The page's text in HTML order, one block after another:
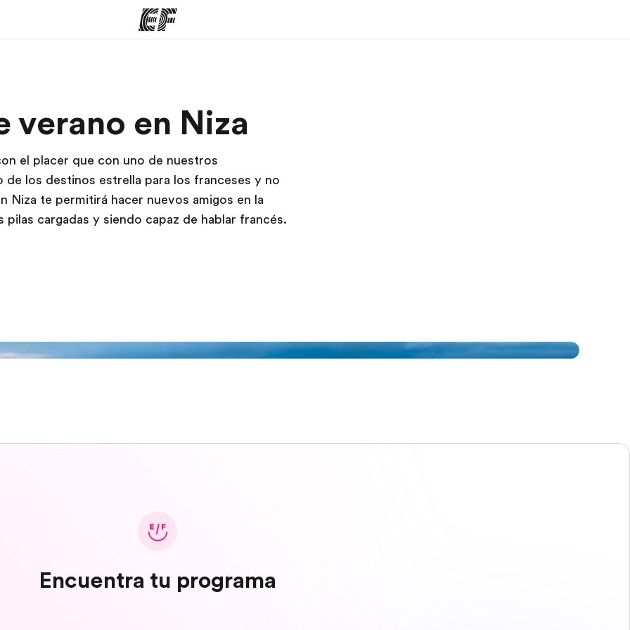
hacemos Encuentra una oficina
verano en Niza
el placer que con uno de nuestros
de los destinos estrella para los franceses y no
Niza te permitirá hacer nuevos amigos en la
pilas cargadas y siendo capaz de hablar francés.
Encuentra tu programa